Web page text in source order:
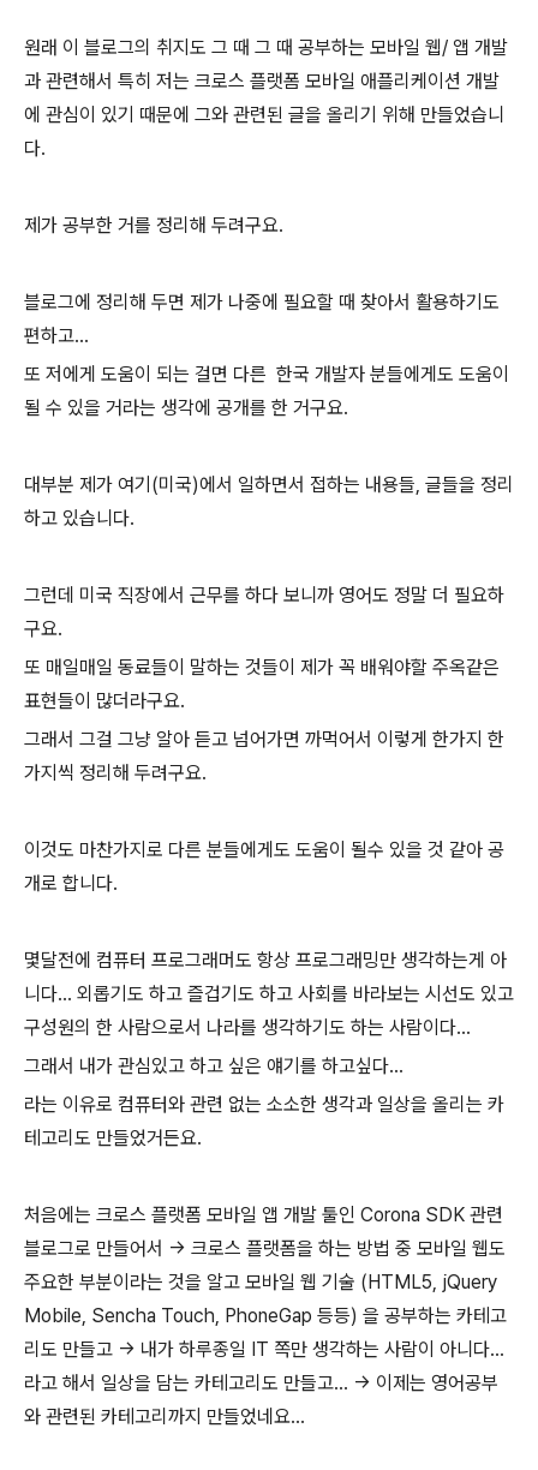
원래 이 블로그의 취지도 그 때 그 때 공부하는 모바일 웹/ 앱 개발
과 관련해서 특히 저는 크로스 플랫폼 모바일 애플리케이션 개발
에 관심이 있기 때문에 그와 관련된 글을 올리기 위해 만들었습니
다.
제가 공부한 거를 정리해 두려구요.
블로그에 정리해 두면 제가 나중에 필요할 때 찾아서 활용하기도
편하고...
또 저에게 도움이 되는 걸면 다른 한국 개발자 분들에게도 도움이
될 수 있을 거라는 생각에 공개를 한 거구요.
대부분 제가 여기(미국)에서 일하면서 접하는 내용들, 글들을 정리
하고 있습니다.
그런데 미국 직장에서 근무를 하다 보니까 영어도 정말 더 필요하
구요.
또 매일매일 동료들이 말하는 것들이 제가 꼭 배워야할 주옥같은
표현들이 많더라구요.
그래서 그걸 그냥 알아 듣고 넘어가면 까먹어서 이렇게 한가지 한
가지씩 정리해 두려구요.
이것도 마찬가지로 다른 분들에게도 도움이 될수 있을 것 같아 공
개로 합니다.
몇달전에 컴퓨터 프로그래머도 항상 프로그래밍만 생각하는게 아
니다... 외롭기도 하고 즐겁기도 하고 사회를 바라보는 시선도 있고
구성원의 한 사람으로서 나라를 생각하기도 하는 사람이다...
그래서 내가 관심있고 하고 싶은 얘기를 하고싶다...
라는 이유로 컴퓨터와 관련 없는 소소한 생각과 일상을 올리는 카
테고리도 만들었거든요.
처음에는 크로스 플랫폼 모바일 앱 개발 툴인 Corona SDK 관련
블로그로 만들어서 -> 크로스 플랫폼을 하는 방법 중 모바일 웹도
주요한 부분이라는 것을 알고 모바일 웹 기술 (HTML5, jQuery
Mobile, Sencha Touch, PhoneGap 등등) 을 공부하는 카테고
리도 만들고 -> 내가 하루종일 IT 쪽만 생각하는 사람이 아니다...
라고 해서 일상을 담는 카테고리도 만들고... -> 이제는 영어공부
와 관련된 카테고리까지 만들었네요...